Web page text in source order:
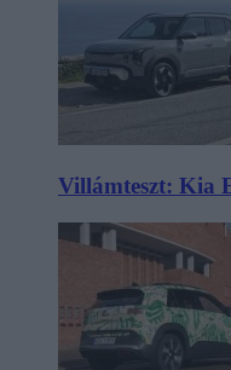
Villámteszt: Kia